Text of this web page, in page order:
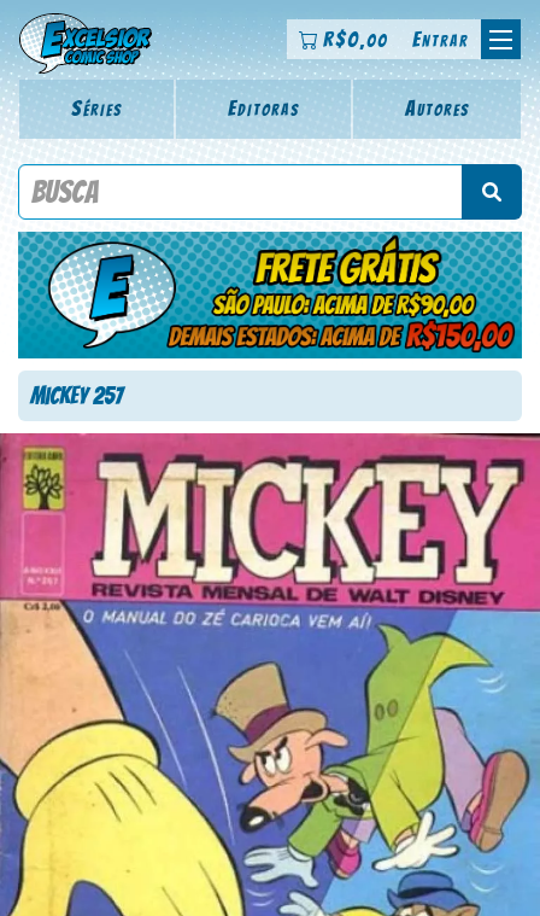
R$0,00 Entrar
Séries Editoras Autores
Procure por título da revista, personagem, série, escritor,
Mickey 257